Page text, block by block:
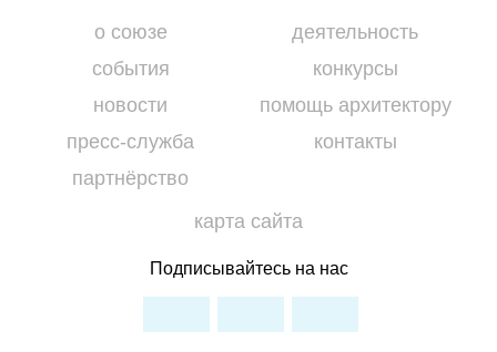
о союзе
события
новости
пресс-служба
партнёрство
деятельность
конкурсы
помощь архитектору
контакты
карта сайта
Подписывайтесь на нас